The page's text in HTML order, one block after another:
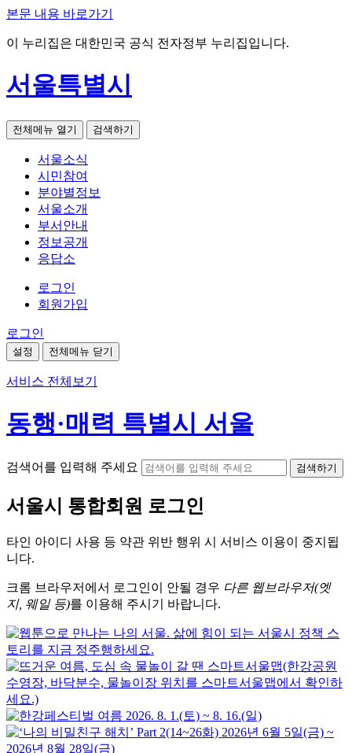
본문 내용 바로가기
이 누리집은 대한민국 공식 전자정부 누리집입니다.
서울특별시
전체메뉴 열기 검색하기
서울소식
시민참여
분야별정보
서울소개
부서안내
정보공개
응답소
로그인
회원가입
로그인
설정 전체메뉴 닫기
서비스 전체보기
동행·매력 특별시 서울
검색어를 입력해 주세요 검색하기
서울시 통합회원 로그인
타인 아이디 사용 등 약관 위반 행위 시 서비스 이용이 중지됩
니다.
크롬 브라우저에서 로그인이 안될 경우 다른 웹브라우저(엣
지, 웨일 등)를 이용해 주시기 바랍니다.